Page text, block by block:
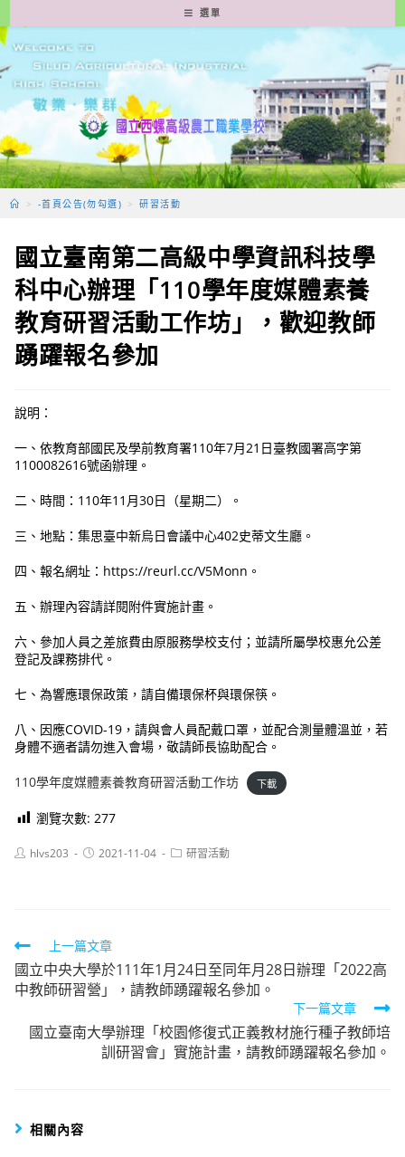
轉
至
要
容
選單
> -首頁公告(勿勾選) > 研習活動
國立臺南第二高級中學資訊科技學
科中心辦理「110學年度媒體素養
教育研習活動工作坊」，歡迎教師
踴躍報名參加
說明：
一、依教育部國民及學前教育署110年7月21日臺教國署高字第
1100082616號函辦理。
二、時間：110年11月30日（星期二）。
三、地點：集思臺中新烏日會議中心402史蒂文生廳。
四、報名網址：https://reurl.cc/V5Monn。
五、辦理內容請詳閱附件實施計畫。
六、參加人員之差旅費由原服務學校支付；並請所屬學校惠允公差
登記及課務排代。
七、為響應環保政策，請自備環保杯與環保筷。
八、因應COVID-19，請與會人員配戴口罩，並配合測量體溫並，若
身體不適者請勿進入會場，敬請師長協助配合。
110學年度媒體素養教育研習活動工作坊 下載
瀏覽次數: 277
Posthlvs203
Post2021-11-04
Post研習活動
Read
more
articles
上一篇文章
國立中央大學於111年1月24日至同年月28日辦理「2022高
中教師研習營」，請教師踴躍報名參加。
下一篇文章
國立臺南大學辦理「校園修復式正義教材施行種子教師培
訓研習會」實施計畫，請教師踴躍報名參加。
相關內容